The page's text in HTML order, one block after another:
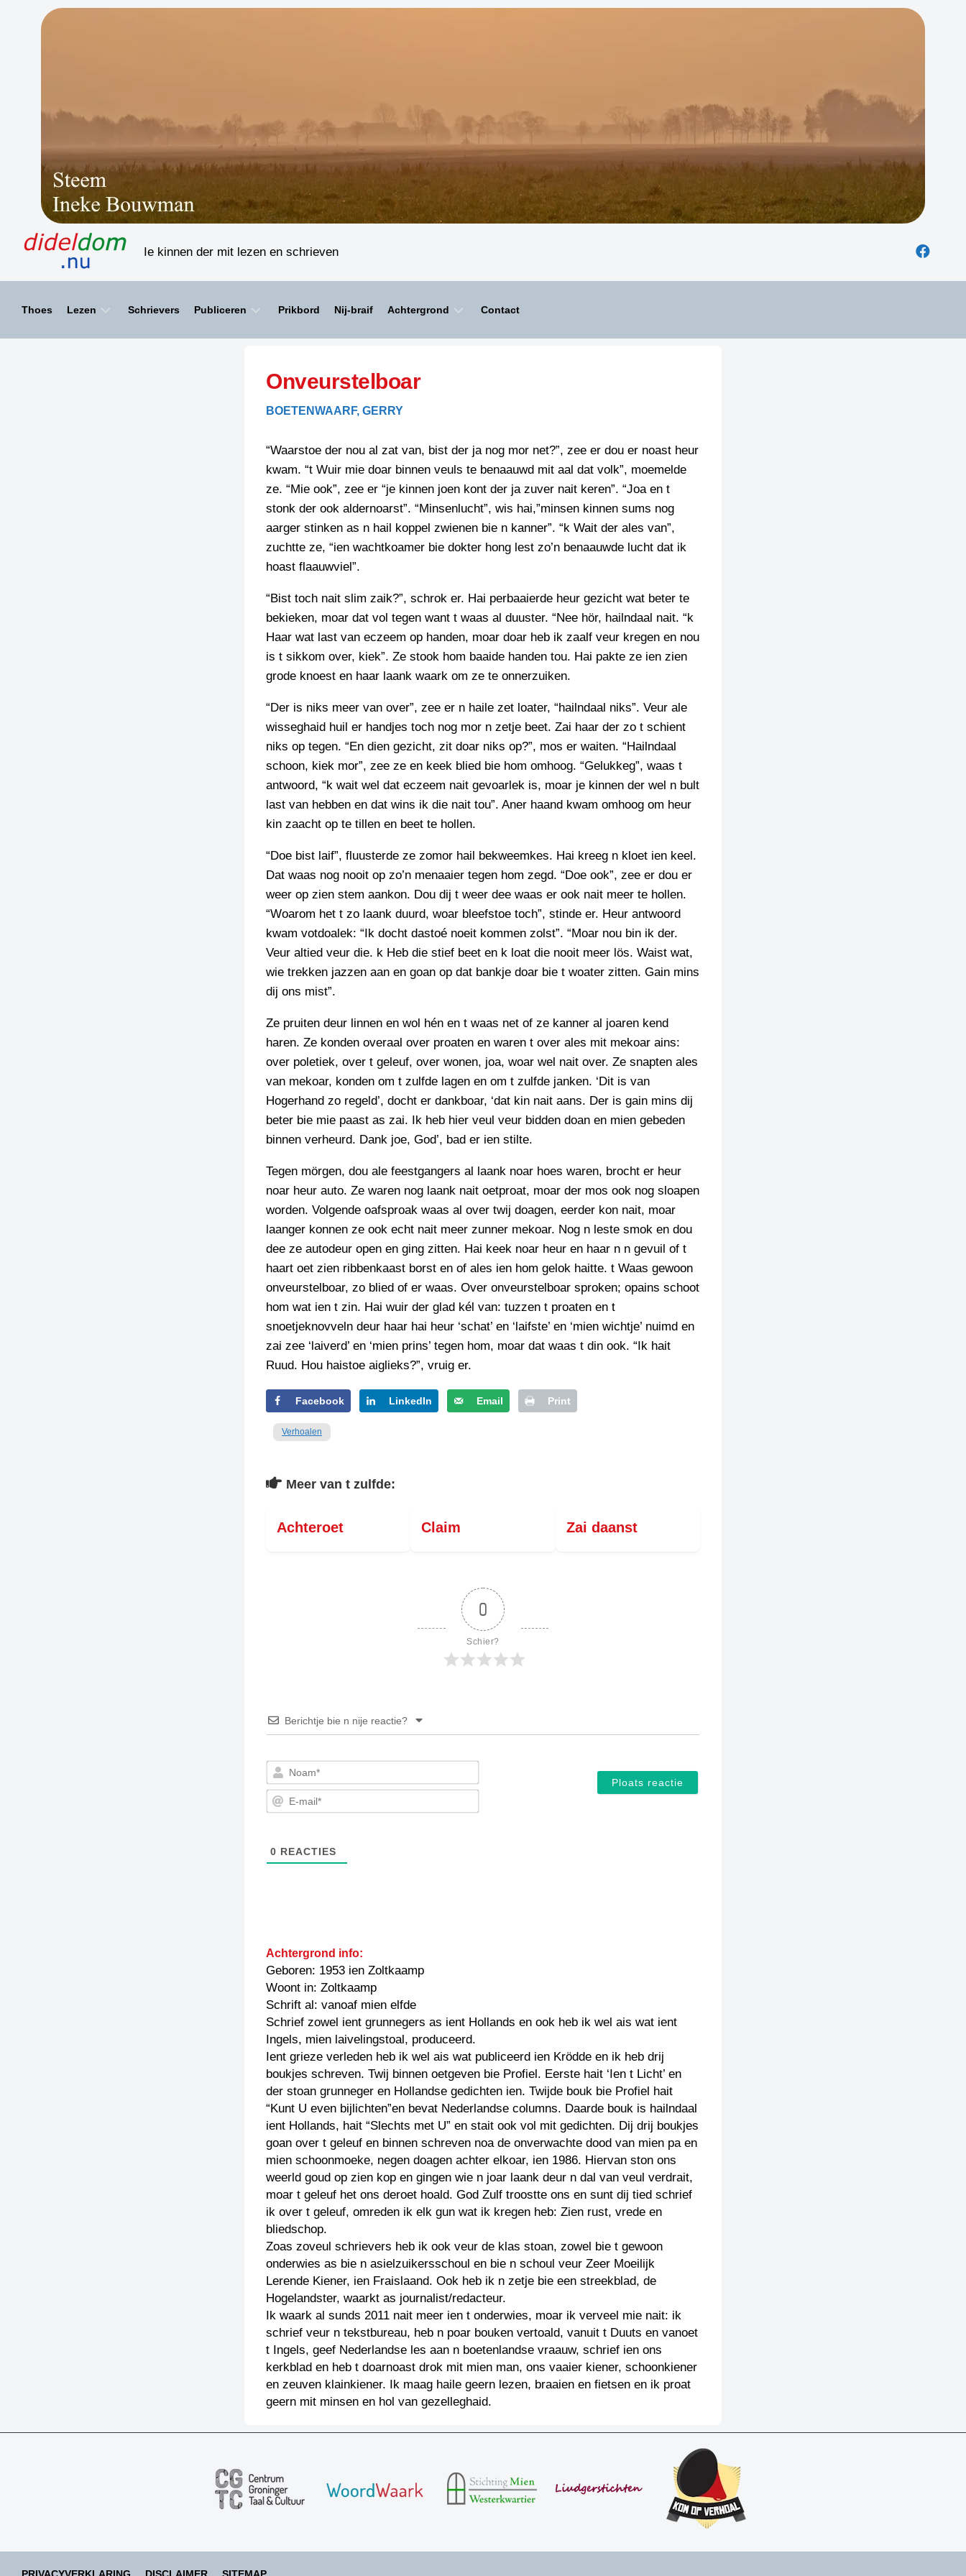
Ie kinnen der mit lezen en schrieven
Thoes Lezen
HAIKU’S
LIMERICKS
SCHRIEFWEDSTRIED
FLYER
INZENDENS
SCHRIEFWEDSTRIED
JURYRAPPORT
PERSBERICHT
FOTO’S
SCHRIEFWEDSTRIED
SCHRIEFWEDSTRIED
2026
STRIPS
TIEDSCHRIFT
KREUZE
TENEEL
VERHOALEN
BIENOAMEN
LEGENDEN
RECEPTEN
SPREUKEN
VEURDRACHTEN
Schrievers Publiceren
SPELLENSCONTROLE
SCHRIEFREGELS
Prikbord Nij-braif Achtergrond
KREUZE
Contact
Onveurstelboar
BOETENWAARF, GERRY
“Waarstoe der nou al zat van, bist der ja nog mor net?”, zee er dou er noast heur
kwam. “t Wuir mie doar binnen veuls te benaauwd mit aal dat volk”, moemelde
ze. “Mie ook”, zee er “je kinnen joen kont der ja zuver nait keren”. “Joa en t
stonk der ook aldernoarst”. “Minsenlucht”, wis hai,”minsen kinnen sums nog
aarger stinken as n hail koppel zwienen bie n kanner”. “k Wait der ales van”,
zuchtte ze, “ien wachtkoamer bie dokter hong lest zo’n benaauwde lucht dat ik
hoast flaauwviel”.
“Bist toch nait slim zaik?”, schrok er. Hai perbaaierde heur gezicht wat beter te
bekieken, moar dat vol tegen want t waas al duuster. “Nee hör, hailndaal nait. “k
Haar wat last van eczeem op handen, moar doar heb ik zaalf veur kregen en nou
is t sikkom over, kiek”. Ze stook hom baaide handen tou. Hai pakte ze ien zien
grode knoest en haar laank waark om ze te onnerzuiken.
“Der is niks meer van over”, zee er n haile zet loater, “hailndaal niks”. Veur ale
wisseghaid huil er handjes toch nog mor n zetje beet. Zai haar der zo t schient
niks op tegen. “En dien gezicht, zit doar niks op?”, mos er waiten. “Hailndaal
schoon, kiek mor”, zee ze en keek blied bie hom omhoog. “Gelukkeg”, waas t
antwoord, “k wait wel dat eczeem nait gevoarlek is, moar je kinnen der wel n bult
last van hebben en dat wins ik die nait tou”. Aner haand kwam omhoog om heur
kin zaacht op te tillen en beet te hollen.
“Doe bist laif”, fluusterde ze zomor hail bekweemkes. Hai kreeg n kloet ien keel.
Dat waas nog nooit op zo’n menaaier tegen hom zegd. “Doe ook”, zee er dou er
weer op zien stem aankon. Dou dij t weer dee waas er ook nait meer te hollen.
“Woarom het t zo laank duurd, woar bleefstoe toch”, stinde er. Heur antwoord
kwam votdoalek: “Ik docht dastoé noeit kommen zolst”. “Moar nou bin ik der.
Veur altied veur die. k Heb die stief beet en k loat die nooit meer lös. Waist wat,
wie trekken jazzen aan en goan op dat bankje doar bie t woater zitten. Gain mins
dij ons mist”.
Ze pruiten deur linnen en wol hén en t waas net of ze kanner al joaren kend
haren. Ze konden overaal over proaten en waren t over ales mit mekoar ains:
over poletiek, over t geleuf, over wonen, joa, woar wel nait over. Ze snapten ales
van mekoar, konden om t zulfde lagen en om t zulfde janken. ‘Dit is van
Hogerhand zo regeld’, docht er dankboar, ‘dat kin nait aans. Der is gain mins dij
beter bie mie paast as zai. Ik heb hier veul veur bidden doan en mien gebeden
binnen verheurd. Dank joe, God’, bad er ien stilte.
Tegen mörgen, dou ale feestgangers al laank noar hoes waren, brocht er heur
noar heur auto. Ze waren nog laank nait oetproat, moar der mos ook nog sloapen
worden. Volgende oafsproak waas al over twij doagen, eerder kon nait, moar
laanger konnen ze ook echt nait meer zunner mekoar. Nog n leste smok en dou
dee ze autodeur open en ging zitten. Hai keek noar heur en haar n n gevuil of t
haart oet zien ribbenkaast borst en of ales ien hom gelok haitte. t Waas gewoon
onveurstelboar, zo blied of er waas. Over onveurstelboar sproken; opains schoot
hom wat ien t zin. Hai wuir der glad kél van: tuzzen t proaten en t
snoetjeknovveln deur haar hai heur ‘schat’ en ‘laifste’ en ‘mien wichtje’ nuimd en
zai zee ‘laiverd’ en ‘mien prins’ tegen hom, moar dat waas t din ook. “Ik hait
Ruud. Hou haistoe aiglieks?”, vruig er.
Facebook LinkedIn Email Print
Verhoalen
Meer van t zulfde:
Achteroet Claim Zai daanst
0
Schier?
Berichtje bie n nije reactie?
Noam*
E-
0 REACTIES
Achtergrond info:
Geboren: 1953 ien Zoltkaamp
Woont in: Zoltkaamp
Schrift al: vanoaf mien elfde
Schrief zowel ient grunnegers as ient Hollands en ook heb ik wel ais wat ient
Ingels, mien laivelingstoal, produceerd.
Ient grieze verleden heb ik wel ais wat publiceerd ien Krödde en ik heb drij
boukjes schreven. Twij binnen oetgeven bie Profiel. Eerste hait ‘Ien t Licht’ en
der stoan grunneger en Hollandse gedichten ien. Twijde bouk bie Profiel hait
“Kunt U even bijlichten”en bevat Nederlandse columns. Daarde bouk is hailndaal
ient Hollands, hait “Slechts met U” en stait ook vol mit gedichten. Dij drij boukjes
goan over t geleuf en binnen schreven noa de onverwachte dood van mien pa en
mien schoonmoeke, negen doagen achter elkoar, ien 1986. Hiervan ston ons
weerld goud op zien kop en gingen wie n joar laank deur n dal van veul verdrait,
moar t geleuf het ons deroet hoald. God Zulf troostte ons en sunt dij tied schrief
ik over t geleuf, omreden ik elk gun wat ik kregen heb: Zien rust, vrede en
bliedschop.
Zoas zoveul schrievers heb ik ook veur de klas stoan, zowel bie t gewoon
onderwies as bie n asielzuikersschoul en bie n schoul veur Zeer Moeilijk
Lerende Kiener, ien Fraislaand. Ook heb ik n zetje bie een streekblad, de
Hogelandster, waarkt as journalist/redacteur.
Ik waark al sunds 2011 nait meer ien t onderwies, moar ik verveel mie nait: ik
schrief veur n tekstbureau, heb n poar bouken vertoald, vanuit t Duuts en vanoet
t Ingels, geef Nederlandse les aan n boetenlandse vraauw, schrief ien ons
kerkblad en heb t doarnoast drok mit mien man, ons vaaier kiener, schoonkiener
en zeuven klainkiener. Ik maag haile geern lezen, braaien en fietsen en ik proat
geern mit minsen en hol van gezelleghaid.